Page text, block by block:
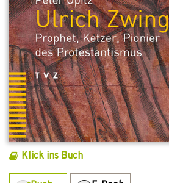
Klick ins Buch